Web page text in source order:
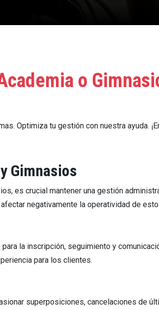
o
Optimiza tu gestión con nuestra ayuda.
Gimnasios
es crucial mantener una gestión
negativamente la operatividad de
la inscripción, seguimiento y
para los clientes.
superposiciones, cancelaciones de